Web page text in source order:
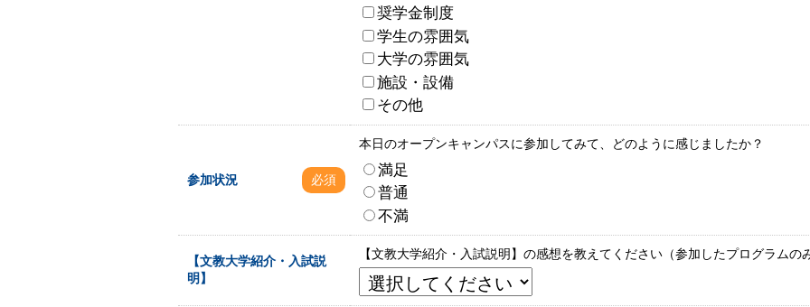
奨学金制度
学生の雰囲気
大学の雰囲気
施設・設備
その他
参加状況 必須
本日のオープンキャンパスに参加してみて、どのように感じましたか？
満足
普通
不満
【文教大学紹介・入試説
明】
【文教大学紹介・入試説明】の感想を教えてください（参加したプログラムのみ